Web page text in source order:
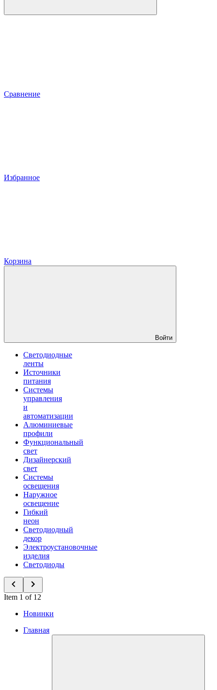
Сравнение
Избранное
Корзина
Войти
Светодиодные
ленты
Источники
питания
Системы
управления
и
автоматизации
Алюминиевые
профили
Функциональный
свет
Дизайнерский
свет
Системы
освещения
Наружное
освещение
Гибкий
неон
Светодиодный
декор
Электроустановочные
изделия
Светодиоды
Item 1 of 12
Новинки
Главная